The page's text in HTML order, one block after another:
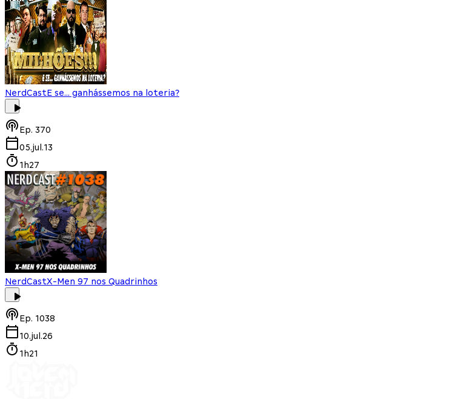
NerdCastE se... ganhássemos na loteria?
Ep. 370
05.jul.13
1h27
NerdCastX-Men 97 nos Quadrinhos
Ep. 1038
10.jul.26
1h21